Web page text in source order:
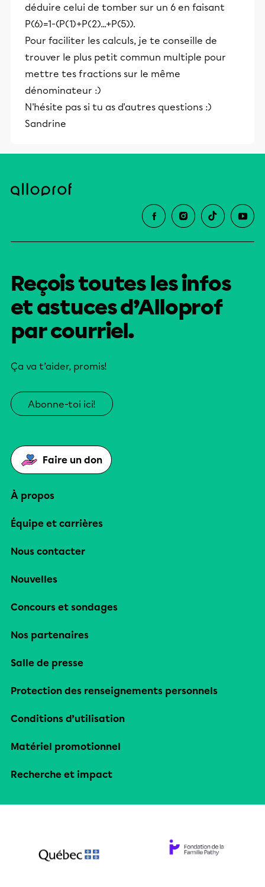
déduire celui de tomber sur un 6 en faisant
P(6)=1-(P(1)+P(2)...+P(5)).
Pour faciliter les calculs, je te conseille de
trouver le plus petit commun multiple pour
mettre tes fractions sur le même
dénominateur :)
N'hésite pas si tu as d'autres questions :)
Sandrine
Reçois toutes les infos
et astuces d’Alloprof
par courriel.
Ça va t’aider, promis!
Abonne-toi ici!
Faire un don
À propos
Équipe et carrières
Nous contacter
Nouvelles
Concours et sondages
Nos partenaires
Salle de presse
Protection des renseignements personnels
Conditions d’utilisation
Matériel promotionnel
Recherche et impact